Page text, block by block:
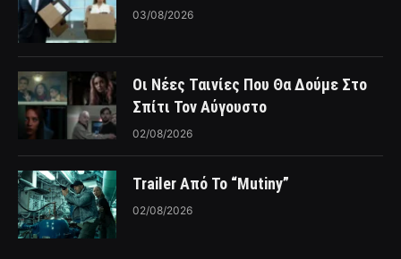
03/08/2026
Οι Νέες Ταινίες Που Θα Δούμε Στο
Σπίτι Τον Αύγουστο
02/08/2026
Trailer Από Το “Mutiny”
02/08/2026